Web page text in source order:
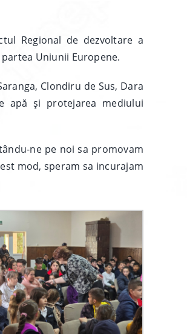
Regional de dezvoltare a
Uniunii Europene.
Clondiru de Sus, Dara
apă și protejarea mediului
ne pe noi sa promovam
mod, speram sa incurajam